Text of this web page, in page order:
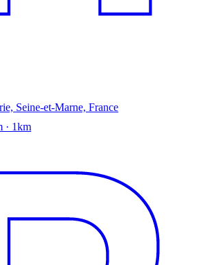
Seine-et-Marne, France
· 1km